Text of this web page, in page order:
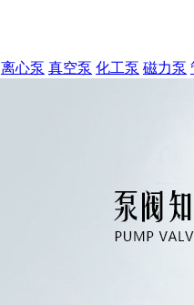
离心泵 真空泵 化工泵 磁力泵